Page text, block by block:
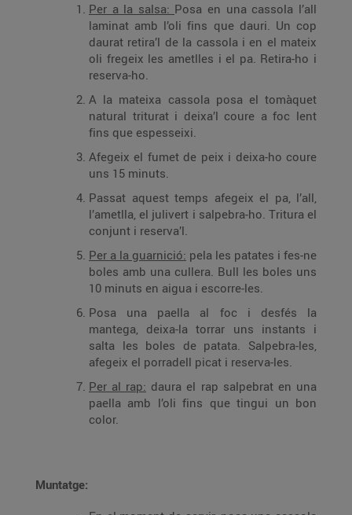
Per a la salsa: Posa en una cassola l’all
laminat amb l’oli fins que dauri. Un cop
daurat retira’l de la cassola i en el mateix
oli fregeix les ametlles i el pa. Retira-ho i
reserva-ho.
A la mateixa cassola posa el tomàquet
natural triturat i deixa’l coure a foc lent
fins que espesseixi.
Afegeix el fumet de peix i deixa-ho coure
uns 15 minuts.
Passat aquest temps afegeix el pa, l’all,
l’ametlla, el julivert i salpebra-ho. Tritura el
conjunt i reserva’l.
Per a la guarnició: pela les patates i fes-ne
boles amb una cullera. Bull les boles uns
10 minuts en aigua i escorre-les.
Posa una paella al foc i desfés la
mantega, deixa-la torrar uns instants i
salta les boles de patata. Salpebra-les,
afegeix el porradell picat i reserva-les.
Per al rap: daura el rap salpebrat en una
paella amb l’oli fins que tingui un bon
color.
Muntatge: